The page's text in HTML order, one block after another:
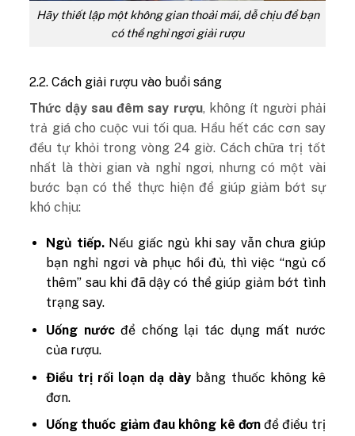
Hãy thiết lập một không gian thoải mái, dễ chịu để bạn
có thể nghỉ ngơi giải rượu
2.2. Cách giải rượu vào buổi sáng
Thức dậy sau đêm say rượu, không ít người phải
trả giá cho cuộc vui tối qua. Hầu hết các cơn say
đều tự khỏi trong vòng 24 giờ. Cách chữa trị tốt
nhất là thời gian và nghỉ ngơi, nhưng có một vài
bước bạn có thể thực hiện để giúp giảm bớt sự
khó chịu:
Ngủ tiếp.Nếu giấc ngủ khi say vẫn chưa giúp
bạn nghỉ ngơi và phục hồi đủ, thì việc “ngủ cố
thêm” sau khi đã dậy có thể giúp giảm bớt tình
trạng say.
Uống nướcđể chống lại tác dụng mất nước
của rượu.
Điều trị rối loạn dạ dày bằng thuốc không kê
đơn.
Uống thuốc giảm đau không kê đơnđể điều trị